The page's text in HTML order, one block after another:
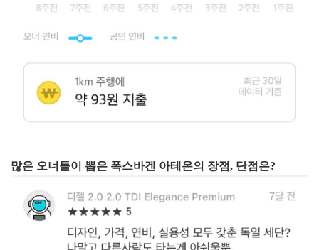
많은 오너들이 뽑은 폭스바겐 아테온의 장점, 단점은?